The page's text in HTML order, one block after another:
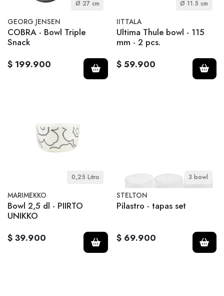
Ø 27 cm
GEORG JENSEN
COBRA - Bowl Triple
Snack
$ 199.900
Ø 11.5 cm
IITTALA
Ultima Thule bowl - 115
mm - 2 pcs.
$ 59.900
0,25 Litro
MARIMEKKO
Bowl 2,5 dl - PIIRTO
UNIKKO
$ 39.900
3 bowl
STELTON
Pilastro - tapas set
$ 69.900